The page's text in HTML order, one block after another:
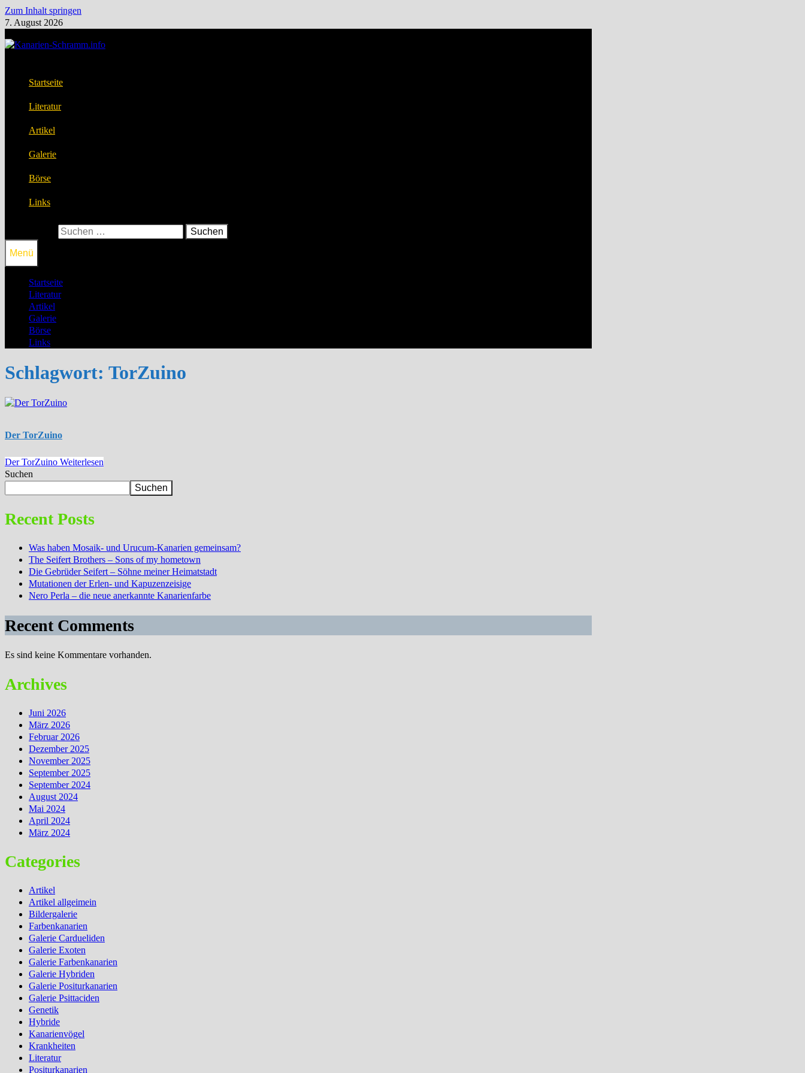
Zum Inhalt springen
7. August 2026
Startseite
Literatur
Artikel
Galerie
Börse
Links
Menü
Startseite
Literatur
Artikel
Galerie
Börse
Links
Schlagwort: TorZuino
Der TorZuino
Der TorZuino Weiterlesen
Suchen
Suchen
Recent Posts
Was haben Mosaik- und Urucum-Kanarien gemeinsam?
The Seifert Brothers – Sons of my hometown
Die Gebrüder Seifert – Söhne meiner Heimatstadt
Mutationen der Erlen- und Kapuzenzeisige
Nero Perla – die neue anerkannte Kanarienfarbe
Recent Comments
Es sind keine Kommentare vorhanden.
Archives
Juni 2026
März 2026
Februar 2026
Dezember 2025
November 2025
September 2025
September 2024
August 2024
Mai 2024
April 2024
März 2024
Categories
Artikel
Artikel allgeimein
Bildergalerie
Farbenkanarien
Galerie Cardueliden
Galerie Exoten
Galerie Farbenkanarien
Galerie Hybriden
Galerie Positurkanarien
Galerie Psittaciden
Genetik
Hybride
Kanarienvögel
Krankheiten
Literatur
Positurkanarien